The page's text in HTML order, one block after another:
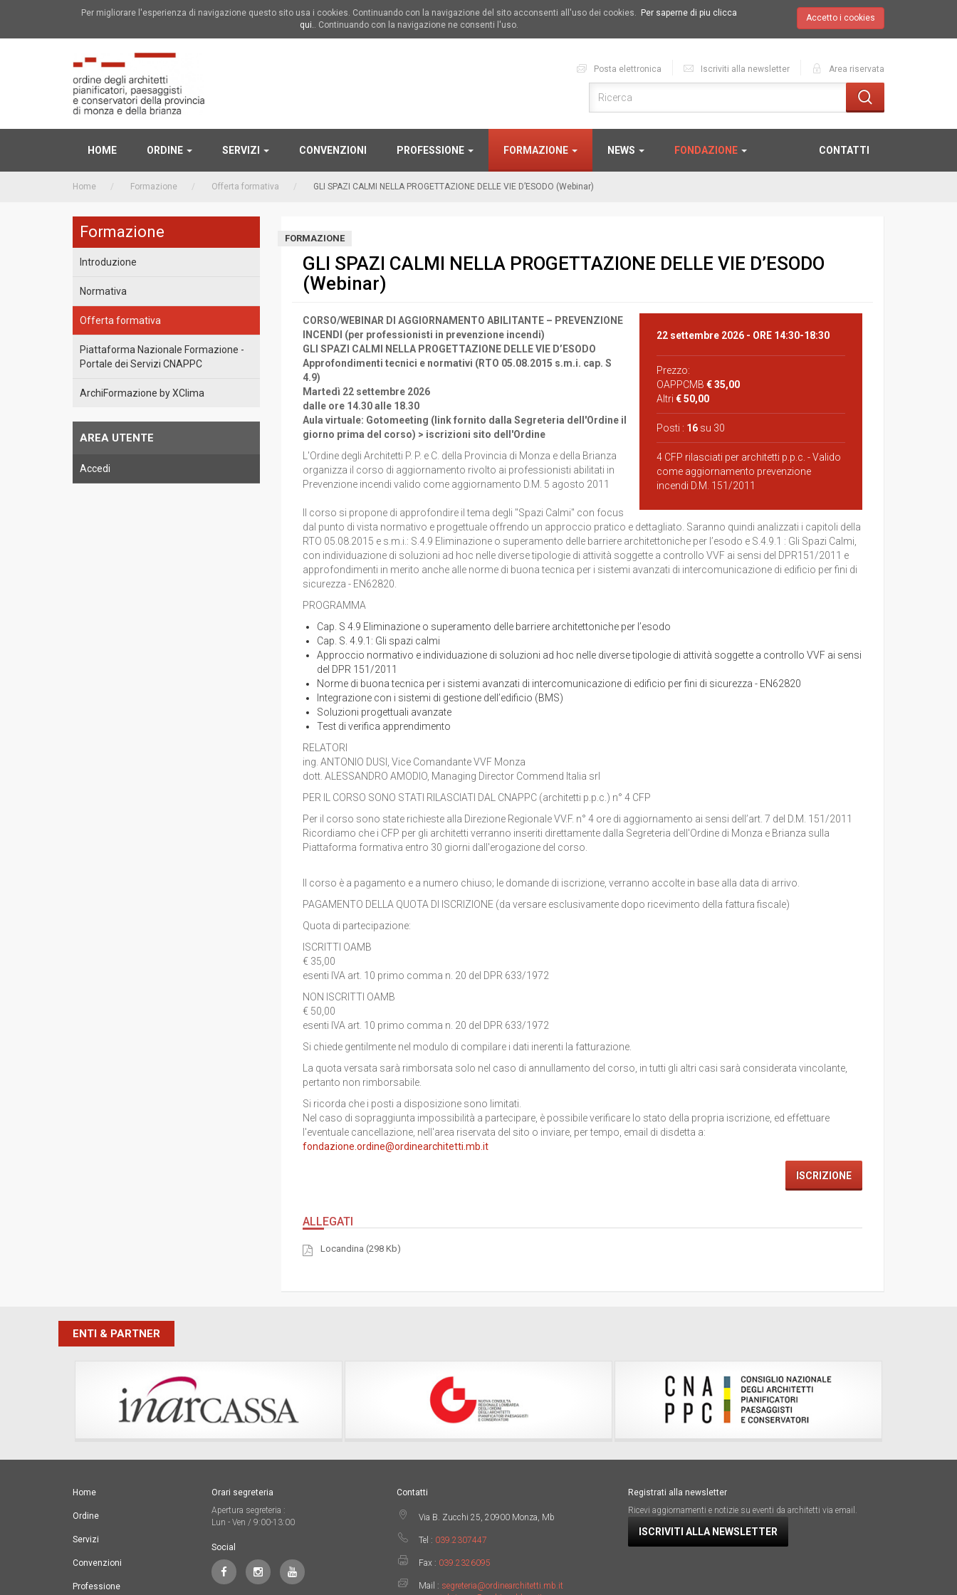
Per migliorare l'esperienza di navigazione questo sito usa i cookies. Continuando con la navigazione del sito acconsenti all'uso dei cookies.
Per saperne di piu clicca
qui.. Continuando con la navigazione ne consenti l'uso.
Accetto i cookies
Posta elettronica Iscriviti alla newsletter Area riservata
HOME ORDINE SERVIZI CONVENZIONI PROFESSIONE FORMAZIONE NEWS FONDAZIONE CONTATTI
Home Formazione Offerta formativa GLI SPAZI CALMI NELLA PROGETTAZIONE DELLE VIE D’ESODO (Webinar)
Formazione
Introduzione
Normativa
Offerta formativa
Piattaforma Nazionale Formazione -
Portale dei Servizi CNAPPC
ArchiFormazione by XClima
AREA UTENTE
Accedi
FORMAZIONE
GLI SPAZI CALMI NELLA PROGETTAZIONE DELLE VIE D’ESODO
(Webinar)
22 settembre 2026 - ORE 14:30-18:30
Prezzo:
OAPPCMB€ 35,00
Altri€ 50,00
Posti : 16 su 30
4 CFP rilasciati per architetti p.p.c. - Valido
come aggiornamento prevenzione
incendi D.M. 151/2011
CORSO/WEBINAR DI AGGIORNAMENTO ABILITANTE – PREVENZIONE
INCENDI (per professionisti in prevenzione incendi)
GLI SPAZI CALMI NELLA PROGETTAZIONE DELLE VIE D’ESODO
Approfondimenti tecnici e normativi (RTO 05.08.2015 s.m.i. cap. S
4.9)
Martedì 22 settembre 2026
dalle ore 14.30 alle 18.30
Aula virtuale: Gotomeeting (link fornito dalla Segreteria dell'Ordine il
giorno prima del corso) > iscrizioni sito dell'Ordine
L'Ordine degli Architetti P. P. e C. della Provincia di Monza e della Brianza
organizza il corso di aggiornamento rivolto ai professionisti abilitati in
Prevenzione incendi valido come aggiornamento D.M. 5 agosto 2011
Il corso si propone di approfondire il tema degli "Spazi Calmi" con focus
dal punto di vista normativo e progettuale offrendo un approccio pratico e dettagliato. Saranno quindi analizzati i capitoli della
RTO 05.08.2015 e s.m.i.: S.4.9 Eliminazione o superamento delle barriere architettoniche per l’esodo e S.4.9.1 : Gli Spazi Calmi,
con individuazione di soluzioni ad hoc nelle diverse tipologie di attività soggette a controllo VVF ai sensi del DPR151/2011 e
approfondimenti in merito anche alle norme di buona tecnica per i sistemi avanzati di intercomunicazione di edificio per fini di
sicurezza - EN62820.
PROGRAMMA
Cap. S 4.9 Eliminazione o superamento delle barriere architettoniche per l’esodo
Cap. S. 4.9.1: Gli spazi calmi
Approccio normativo e individuazione di soluzioni ad hoc nelle diverse tipologie di attività soggette a controllo VVF ai sensi
del DPR 151/2011
Norme di buona tecnica per i sistemi avanzati di intercomunicazione di edificio per fini di sicurezza - EN62820
Integrazione con i sistemi di gestione dell’edificio (BMS)
Soluzioni progettuali avanzate
Test di verifica apprendimento
RELATORI
ing. ANTONIO DUSI, Vice Comandante VVF Monza
dott. ALESSANDRO AMODIO, Managing Director Commend Italia srl
PER IL CORSO SONO STATI RILASCIATI DAL CNAPPC (architetti p.p.c.) n° 4 CFP
Per il corso sono state richieste alla Direzione Regionale VV.F. n° 4 ore di aggiornamento ai sensi dell’art. 7 del D.M. 151/2011
Ricordiamo che i CFP per gli architetti verranno inseriti direttamente dalla Segreteria dell'Ordine di Monza e Brianza sulla
Piattaforma formativa entro 30 giorni dall'erogazione del corso.
Il corso è a pagamento e a numero chiuso; le domande di iscrizione, verranno accolte in base alla data di arrivo.
PAGAMENTO DELLA QUOTA DI ISCRIZIONE (da versare esclusivamente dopo ricevimento della fattura fiscale)
Quota di partecipazione:
ISCRITTI OAMB
€ 35,00
esenti IVA art. 10 primo comma n. 20 del DPR 633/1972
NON ISCRITTI OAMB
€ 50,00
esenti IVA art. 10 primo comma n. 20 del DPR 633/1972
Si chiede gentilmente nel modulo di compilare i dati inerenti la fatturazione.
La quota versata sarà rimborsata solo nel caso di annullamento del corso, in tutti gli altri casi sarà considerata vincolante,
pertanto non rimborsabile.
Si ricorda che i posti a disposizione sono limitati.
Nel caso di sopraggiunta impossibilità a partecipare, è possibile verificare lo stato della propria iscrizione, ed effettuare
l'eventuale cancellazione, nell'area riservata del sito o inviare, per tempo, email di disdetta a:
fondazione.ordine@ordinearchitetti.mb.it
ISCRIZIONE
ALLEGATI
Locandina (298 Kb)
ENTI & PARTNER
Home
Ordine
Servizi
Convenzioni
Professione
Orari segreteria
Apertura segreteria :
Lun - Ven / 9:00-13:00
Social
Contatti
Via B. Zucchi 25, 20900 Monza, Mb
Tel : 039.2307447
Fax : 039.2326095
Mail : segreteria@ordinearchitetti.mb.it
Registrati alla newsletter
Ricevi aggiornamenti e notizie su eventi da architetti via email.
ISCRIVITI ALLA NEWSLETTER